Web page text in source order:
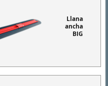
Llana
ancha
BIG